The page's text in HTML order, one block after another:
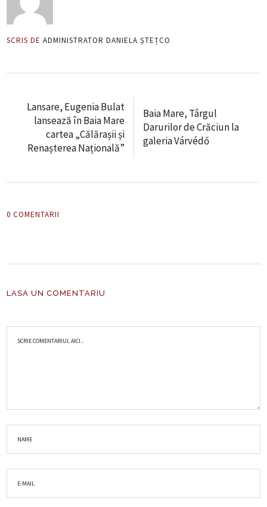
SCRIS DE ADMINISTRATOR DANIELA ȘTEȚCO
Lansare, Eugenia Bulat
lansează în Baia Mare
cartea „Călărașii și
Renașterea Națională”
Baia Mare, Târgul
Darurilor de Crăciun la
galeria Várvédő
0 COMENTARII
LASA UN COMENTARIU